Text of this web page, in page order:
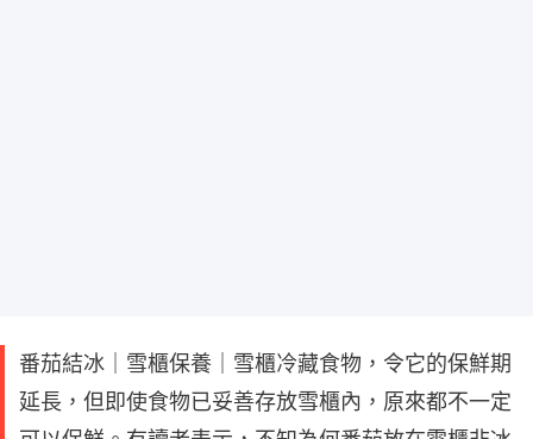
番茄結冰｜雪櫃保養｜雪櫃冷藏食物，令它的保鮮期
延長，但即使食物已妥善存放雪櫃內，原來都不一定